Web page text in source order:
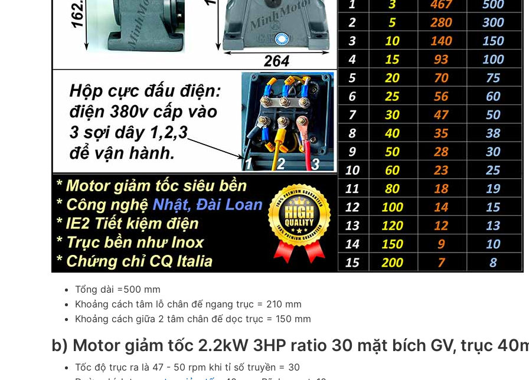
Tổng dài =500 mm
Khoảng cách tâm lỗ chân đế ngang trục = 210 mm
Khoảng cách giữa 2 tâm chân đế dọc trục = 150 mm
b) Motor giảm tốc 2.2kW 3HP ratio 30 mặt bích GV, trục
Tốc độ trục ra là 47 - 50 rpm khi tỉ số truyền = 30